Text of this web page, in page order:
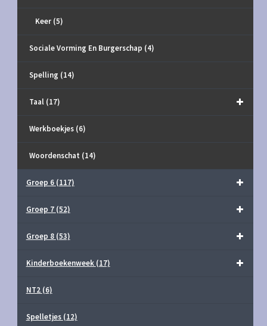
Keer (5)
Sociale Vorming En Burgerschap (4)
Spelling (14)
Taal (17)
Werkboekjes (6)
Woordenschat (14)
Groep 6 (117)
Groep 7 (52)
Groep 8 (53)
Kinderboekenweek (17)
NT2 (6)
Spelletjes (12)